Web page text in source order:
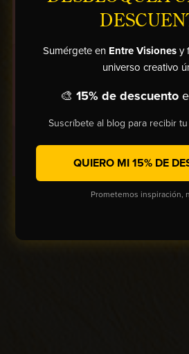
Sumérgete en Entre Visionesy
universo creativo
🎨 15% de descuento
Suscríbete al blog para recibir
QUIERO MI 15% DE
Prometemos inspiración,